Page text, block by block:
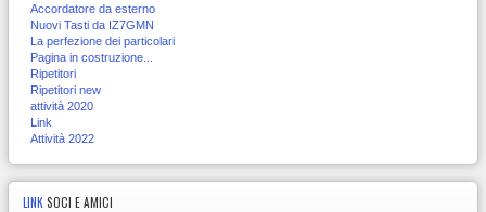
Accordatore da esterno
Nuovi Tasti da IZ7GMN
La perfezione dei particolari
Pagina in costruzione...
Ripetitori
Ripetitori new
attività 2020
Link
Attività 2022
LINK SOCI E AMICI